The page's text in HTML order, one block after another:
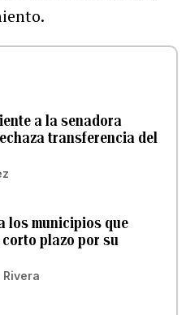
a la senadora
transferencia del
los municipios que
plazo por su